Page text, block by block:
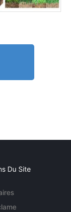
Du Site